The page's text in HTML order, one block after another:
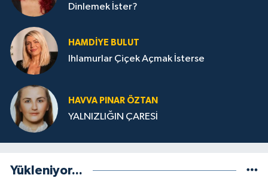
Dinlemek İster?
HAMDIYE BULUT
Ihlamurlar Çiçek Açmak İsterse
HAVVA PINAR ÖZTAN
YALNIZLIĞIN ÇARESİ
Yükleniyor...